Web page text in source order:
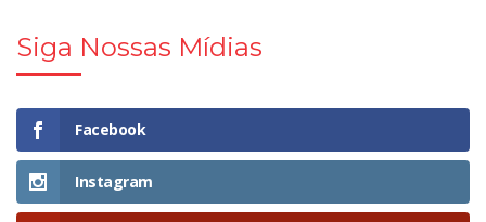
Siga Nossas Mídias
Facebook
Instagram